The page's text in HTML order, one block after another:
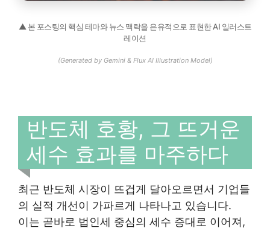
▲ 본 포스팅의 핵심 테마와 뉴스 맥락을 은유적으로 표현한 AI 일러스트
레이션
(Generated by Gemini & Flux AI Illustration Model)
반도체 호황, 그 뜨거운
세수 효과를 마주하다
최근 반도체 시장이 뜨겁게 달아오르면서 기업들
의 실적 개선이 가파르게 나타나고 있습니다.
이는 곧바로 법인세 중심의 세수 증대로 이어져,